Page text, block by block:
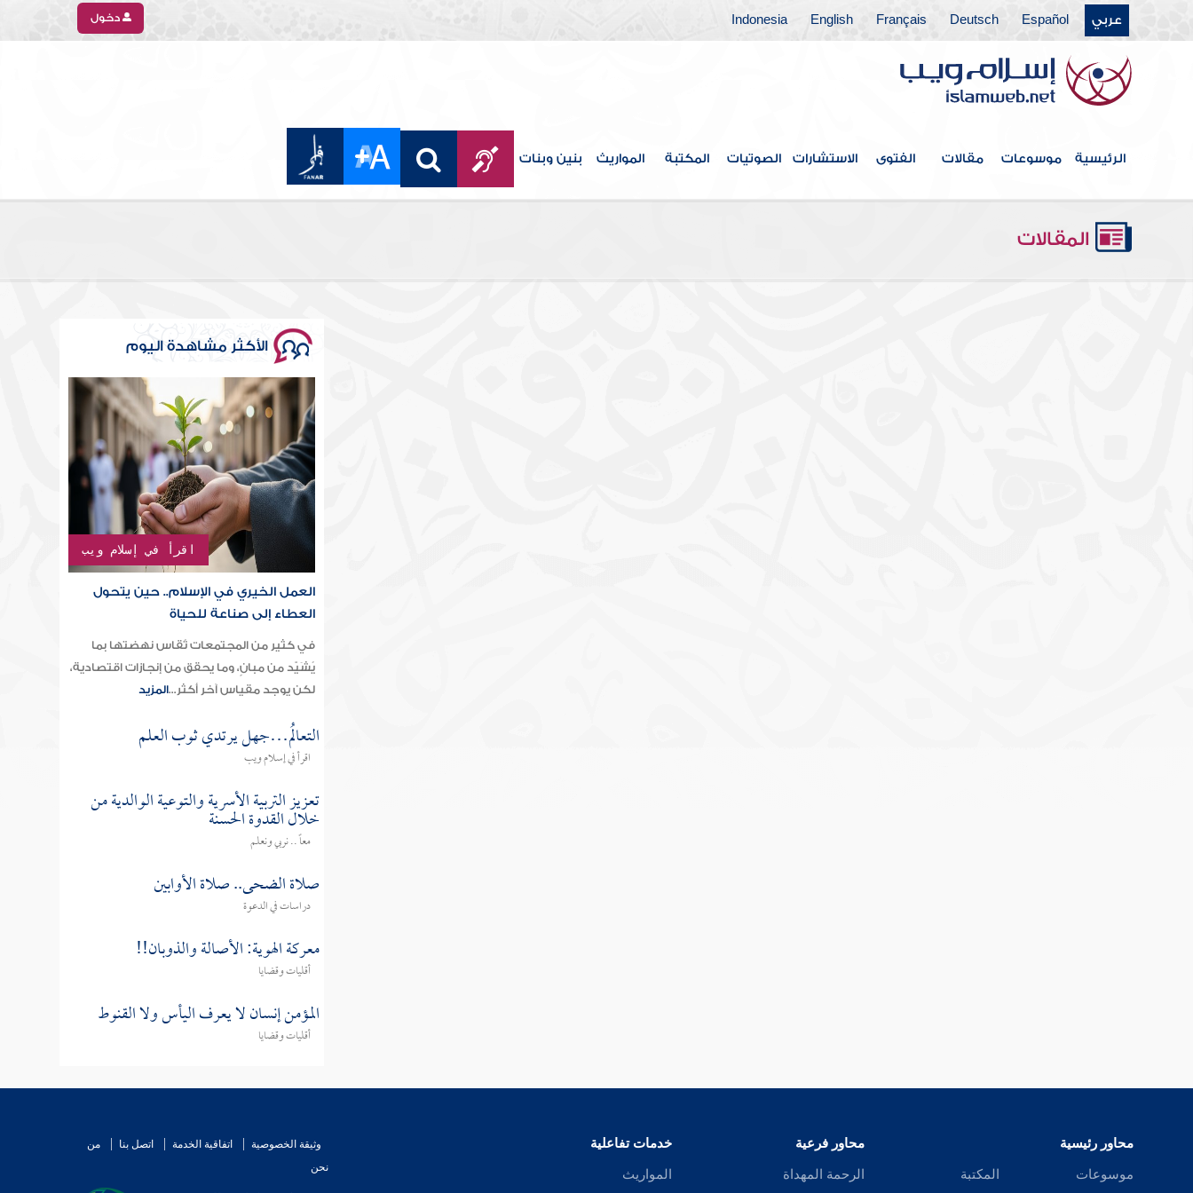
عربي Español
Deutsch
Français
English
Indonesia دخول
الرئيسية موسوعات مقالات الفتوى الاستشارات الصوتيات المكتبة المواريث بنين وبنات
المقالات
الأكثر مشاهدة اليوم
اقرأ في إسلام ويب
العمل الخيري في الإسلام.. حين يتحول
العطاء إلى صناعة للحياة
في كثير من المجتمعات تُقاس نهضتها بما
يُشَيّد من مبانٍ، وما يحقق من إنجازات اقتصادية،
لكن يوجد مقياس آخر أكثر...المزيد
التعالُم…جهل يرتدي ثوب العلم
اقرأ في إسلام ويب
تعزيز التربية الأسرية والتوعية الوالدية من
خلال القدوة الحسنة
معاً .. نربي ونعلم
صلاة الضحى.. صلاة الأوابين
دراسات في الدعوة
معركة الهوية: الأصالة والذوبان!!
أقليات وقضايا
المؤمن إنسان لا يعرف اليأس ولا القنوط
أقليات وقضايا
محاور رئيسية
موسوعات المكتبة
محاور فرعية
الرحمة المهداة
خدمات تفاعلية
المواريث
وثيقة الخصوصية اتفاقية الخدمة اتصل بنا
من
نحن